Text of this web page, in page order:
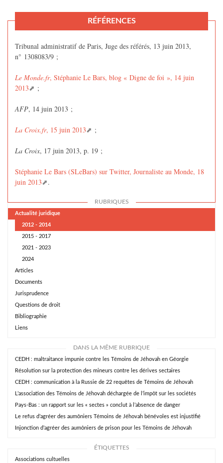
RÉFÉRENCES
Tribunal administratif de Paris, Juge des référés, 13 juin 2013,
n° 1308083/9 ;
Le Monde.fr, Stéphanie Le Bars, blog « Digne de foi », 14 juin
2013
;
AFP, 14 juin 2013 ;
La Croix.fr, 15 juin 2013 ;
La Croix, 17 juin 2013, p. 19 ;
Stéphanie Le Bars (SLeBars) sur Twitter, Journaliste au Monde, 18
juin 2013
.
RUBRIQUES
Actualité juridique
2012 - 2014
2015 - 2017
2021 - 2023
2024
Articles
Documents
Jurisprudence
Questions de droit
Bibliographie
Liens
DANS LA MÊME RUBRIQUE
CEDH : maltraitance impunie contre les Témoins de Jéhovah en Géorgie
Résolution sur la protection des mineurs contre les dérives sectaires
CEDH : communication à la Russie de 22 requêtes de Témoins de Jéhovah
L’association des Témoins de Jéhovah déchargée de l’impôt sur les sociétés
Pays-Bas : un rapport sur les « sectes » conclut à l’absence de danger
Le refus d’agréer des aumôniers Témoins de Jéhovah bénévoles est injustifié
Injonction d’agréer des aumôniers de prison pour les Témoins de Jéhovah
ÉTIQUETTES
Associations cultuelles